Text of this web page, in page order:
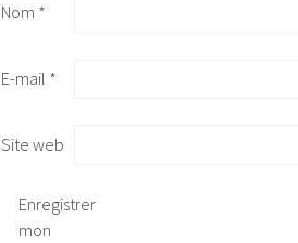
Nom *
E-mail *
Site web
Enregistrer
mon